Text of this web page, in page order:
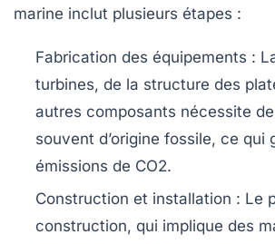
marine inclut plusieurs étapes :
Fabrication des équipements :
turbines, de la structure des
autres composants nécessite de
souvent d’origine fossile, ce qui
émissions de CO2.
Construction et installation : Le
construction, qui implique des